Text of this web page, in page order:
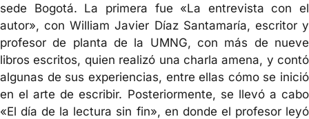
sede Bogotá. La primera fue «La entrevista con el
autor», con William Javier Díaz Santamaría, escritor y
profesor de planta de la UMNG, con más de nueve
libros escritos, quien realizó una charla amena, y contó
algunas de sus experiencias, entre ellas cómo se inició
en el arte de escribir. Posteriormente, se llevó a cabo
«El día de la lectura sin fin», en donde el profesor leyó